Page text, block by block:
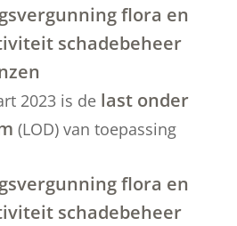
flora en
schadebeheer
2023 is de last onder
(LOD) van toepassing
flora en
schadebeheer